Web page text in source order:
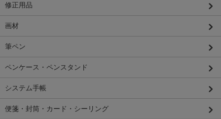
修正用品
画材
筆ペン
ペンケース・ペンスタンド
システム手帳
便箋・封筒・カード・シーリング